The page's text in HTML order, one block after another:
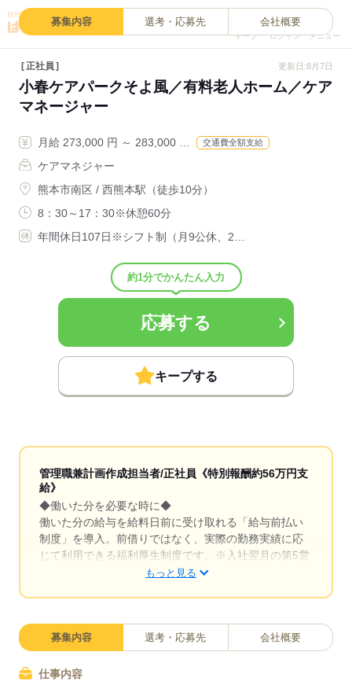
キープ ログイン メニュー
募集内容 選考・応募先 会社概要
正社員 更新日:8月7日
小春ケアパークそよ風／有料老人ホーム／ケア
マネージャー
月給 273,000 円 ～ 283,000 … 交通費全額支給
ケアマネジャー
熊本市南区 / 西熊本駅（徒歩10分）
8：30～17：30※休憩60分
年間休日107日※シフト制（月9公休、2…
約1分でかんたん入力
応募する
キープする
管理職兼計画作成担当者/正社員《特別報酬約56万円支
給》
◆働いた分を必要な時に◆
働いた分の給与を給料日前に受け取れる「給与前払い
制度」を導入。前借りではなく、実際の勤務実績に応
じて利用できる福利厚生制度です。※入社翌月の第5営
現場経験の有無を問わず、全スタッフが成長できるよ
う多彩な研修制度を用意。OJT研修から始まり、入社
時研修、サービス別研修、オーダーメイド研修など多
岐に渡ります。経験者の方はもちろん、未経験の方も
もっと見る
募集内容 選考・応募先 会社概要
仕事内容